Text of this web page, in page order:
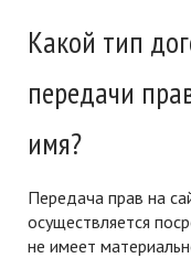
Какой тип
передачи
имя?
Передача прав на
осуществляется
не имеет